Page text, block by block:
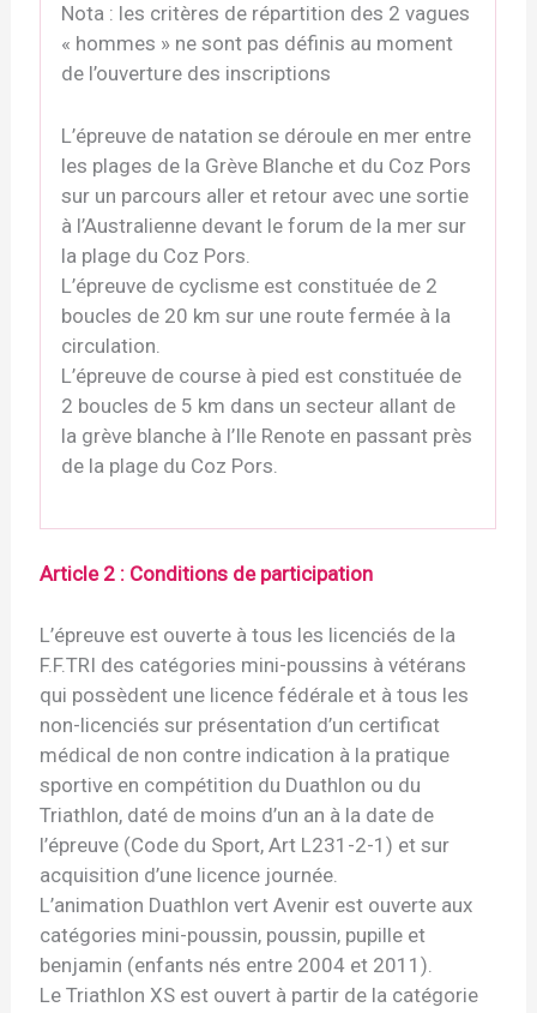
Nota : les critères de répartition des 2 vagues
« hommes » ne sont pas définis au moment
de l’ouverture des inscriptions
L’épreuve de natation se déroule en mer entre
les plages de la Grève Blanche et du Coz Pors
sur un parcours aller et retour avec une sortie
à l’Australienne devant le forum de la mer sur
la plage du Coz Pors.
L’épreuve de cyclisme est constituée de 2
boucles de 20 km sur une route fermée à la
circulation.
L’épreuve de course à pied est constituée de
2 boucles de 5 km dans un secteur allant de
la grève blanche à l’Ile Renote en passant près
de la plage du Coz Pors.
Article 2 : Conditions de participation
L’épreuve est ouverte à tous les licenciés de la
F.F.TRI des catégories mini-poussins à vétérans
qui possèdent une licence fédérale et à tous les
non-licenciés sur présentation d’un certificat
médical de non contre indication à la pratique
sportive en compétition du Duathlon ou du
Triathlon, daté de moins d’un an à la date de
l’épreuve (Code du Sport, Art L231-2-1) et sur
acquisition d’une licence journée.
L’animation Duathlon vert Avenir est ouverte aux
catégories mini-poussin, poussin, pupille et
benjamin (enfants nés entre 2004 et 2011).
Le Triathlon XS est ouvert à partir de la catégorie